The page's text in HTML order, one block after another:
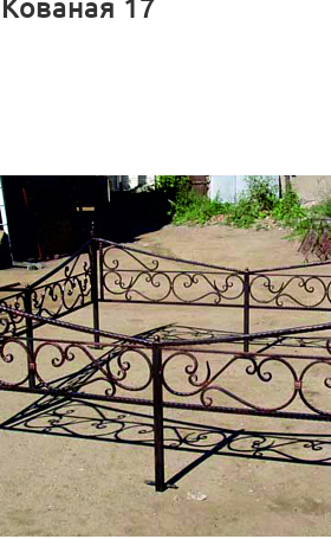
17